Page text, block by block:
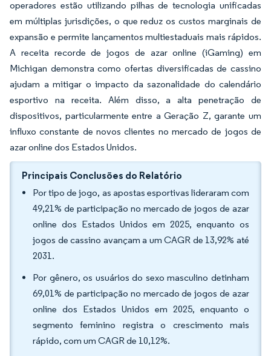
operadores estão utilizando pilhas de tecnologia unificadas
em múltiplas jurisdições, o que reduz os custos marginais de
expansão e permite lançamentos multiestaduais mais rápidos.
A receita recorde de jogos de azar online (iGaming) em
Michigan demonstra como ofertas diversificadas de cassino
ajudam a mitigar o impacto da sazonalidade do calendário
esportivo na receita. Além disso, a alta penetração de
dispositivos, particularmente entre a Geração Z, garante um
influxo constante de novos clientes no mercado de jogos de
azar online dos Estados Unidos.
Principais Conclusões do Relatório
Por tipo de jogo, as apostas esportivas lideraram com
49,21% de participação no mercado de jogos de azar
online dos Estados Unidos em 2025, enquanto os
jogos de cassino avançam a um CAGR de 13,92% até
2031.
Por gênero, os usuários do sexo masculino detinham
69,01% de participação no mercado de jogos de azar
online dos Estados Unidos em 2025, enquanto o
segmento feminino registra o crescimento mais
rápido, com um CAGR de 10,12%.